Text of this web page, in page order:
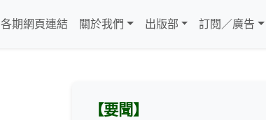
各期網頁連結 關於我們 出版部 訂閱／廣告
【要聞】